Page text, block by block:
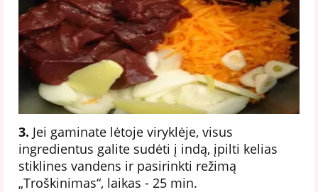
3. Jei gaminate lėtoje viryklėje, visus
ingredientus galite sudėti į indą, įpilti kelias
stiklines vandens ir pasirinkti režimą
„Troškinimas“, laikas - 25 min.